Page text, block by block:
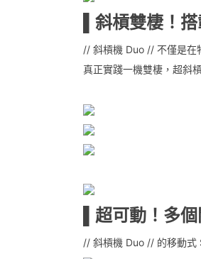
▌斜槓雙棲！
// 斜槓機 Duo // 不僅是在
真正實踐一機雙棲，超斜槓
▌超可動！多
// 斜槓機 Duo // 的移動式